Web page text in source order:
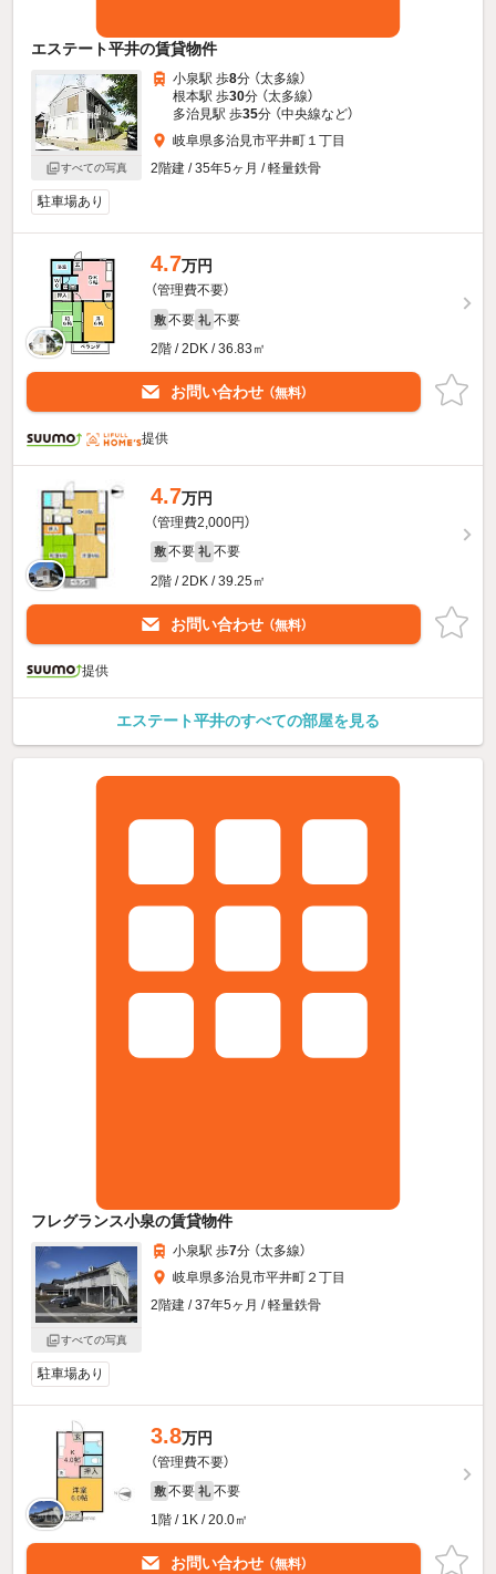
エステート平井の賃貸物件
すべての写真
小泉駅 歩8分 （太多線）
根本駅 歩30分 （太多線）
多治見駅 歩35分 （中央線など）
岐阜県多治見市平井町１丁目
2階建 / 35年5ヶ月 / 軽量鉄骨
駐車場あり
4.7万円
（管理費不要）
敷 不要 礼 不要
2階 / 2DK / 36.83㎡
お問い合わせ （無料）
提供
4.7万円
（管理費2,000円）
敷 不要 礼 不要
2階 / 2DK / 39.25㎡
お問い合わせ （無料）
提供
エステート平井のすべての部屋を見る
フレグランス小泉の賃貸物件
すべての写真
小泉駅 歩7分 （太多線）
岐阜県多治見市平井町２丁目
2階建 / 37年5ヶ月 / 軽量鉄骨
駐車場あり
3.8万円
（管理費不要）
敷 不要 礼 不要
1階 / 1K / 20.0㎡
お問い合わせ （無料）